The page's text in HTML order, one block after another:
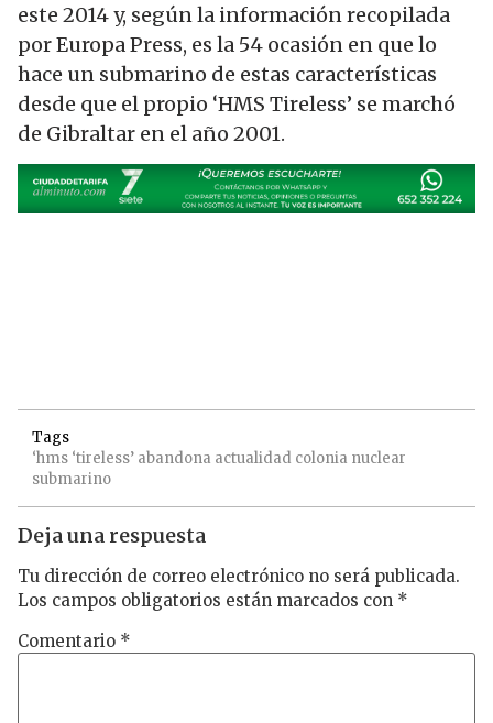
este 2014 y, según la información recopilada
por Europa Press, es la 54 ocasión en que lo
hace un submarino de estas características
desde que el propio ‘HMS Tireless’ se marchó
de Gibraltar en el año 2001.
Tags
‘hms ‘tireless’ abandona actualidad colonia nuclear
submarino
Deja una respuesta
Tu dirección de correo electrónico no será publicada.
Los campos obligatorios están marcados con *
Comentario *